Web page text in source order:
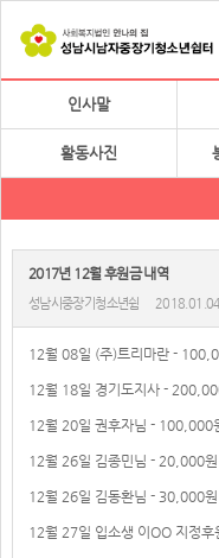
인사말
활동사진
2017년 12월 후원금 내역
성남시중장기청소년쉼
12월 08일 (주)트리마란 -
12월 18일 경기도지사 -
12월 20일 권후자님 - 100,000
12월 26일 김종민님 - 20,000원
12월 26일 김동환님 - 30,000원
12월 27일 입소생 이OO 지정